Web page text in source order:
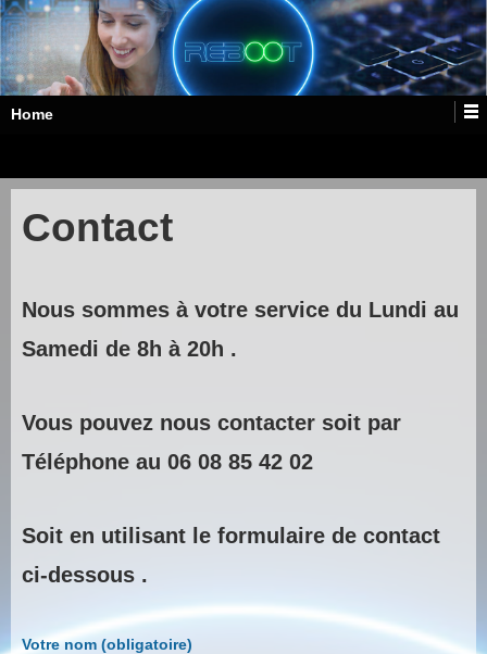
↓
PASSER
AU
CONTENU
PRINCIPAL
Home
Contact
Nous sommes à votre service du Lundi au
Samedi de 8h à 20h .
Vous pouvez nous contacter soit par
Téléphone au 06 08 85 42 02
Soit en utilisant le formulaire de contact
ci-dessous .
Votre nom (obligatoire)